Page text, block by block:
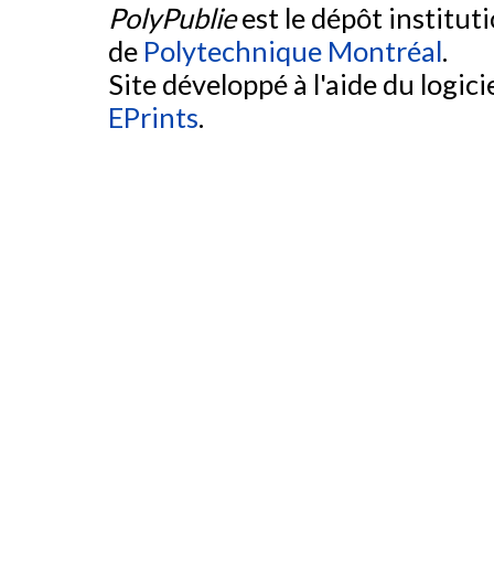
PolyPublieest le dépôt
de Polytechnique Montréal.
Site développé à l'aide du
EPrints.